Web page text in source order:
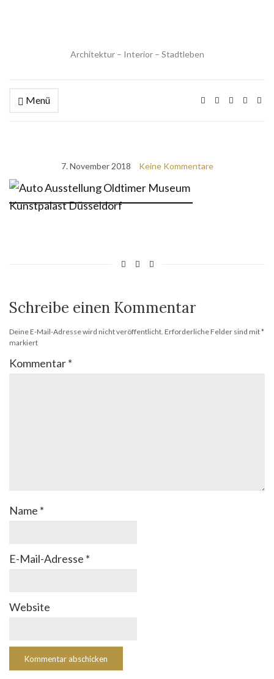
Architektur – Interior – Stadtleben
Menü
7. November 2018 Keine Kommentare
Schreibe einen Kommentar
Deine E-Mail-Adresse wird nicht veröffentlicht. Erforderliche Felder sind mit*
markiert
Kommentar*
Name *
E-Mail-Adresse *
Website